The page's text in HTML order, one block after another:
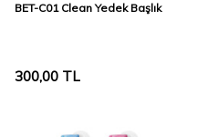
BET-C01 Clean Yedek Başlık
300,00 TL